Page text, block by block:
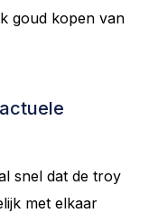
goud kopen van
snel dat de troy
met elkaar